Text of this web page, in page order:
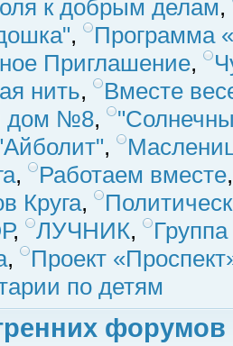
к добрым делам,
,
Программа
Приглашение,
нить,
Вместе
дом №8,
,
, Работаем вместе
Круга,
, ЛУЧНИК,
,
Проект
по детям
форумов